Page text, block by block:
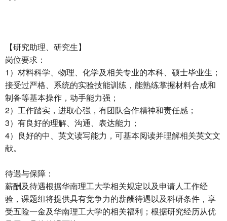
【研究助理、研究生】
岗位要求：
1）材料科学、物理、化学及相关专业的本科、硕士毕业生；
接受过严格、系统的实验技能训练，能熟练掌握材料合成和
制备等基本操作，动手能力强；
2）工作踏实，进取心强，有团队合作精神和责任感；
3）有良好的理解、沟通、表达能力；
4）良好的中、英文读写能力，可基本阅读并理解相关英文文
献。
待遇与保障：
薪酬及待遇根据华南理工大学相关规定以及申请人工作经
验，课题组将提供具有竞争力的薪酬待遇以及科研条件，享
受五险一金及华南理工大学的相关福利；根据研究经历从优